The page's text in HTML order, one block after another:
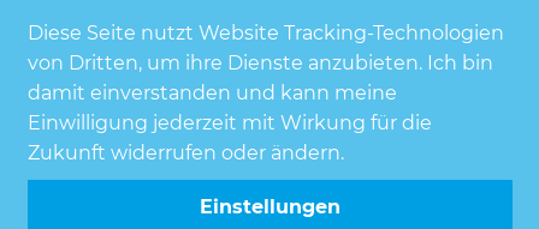
Diese Seite nutzt Website Tracking-Technologien
von Dritten, um ihre Dienste anzubieten. Ich bin
damit einverstanden und kann meine
Einwilligung jederzeit mit Wirkung für die
Zukunft widerrufen oder ändern.
Einstellungen